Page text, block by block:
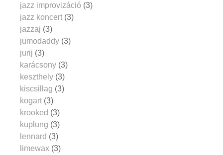
jazz improvizáció (3)
jazz koncert (3)
jazzaj (3)
jumodaddy (3)
jurij (3)
karácsony (3)
keszthely (3)
kiscsillag (3)
kogart (3)
krooked (3)
kuplung (3)
lennard (3)
limewax (3)